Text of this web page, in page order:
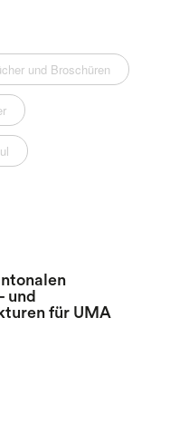
und Broschüren
und
für UMA